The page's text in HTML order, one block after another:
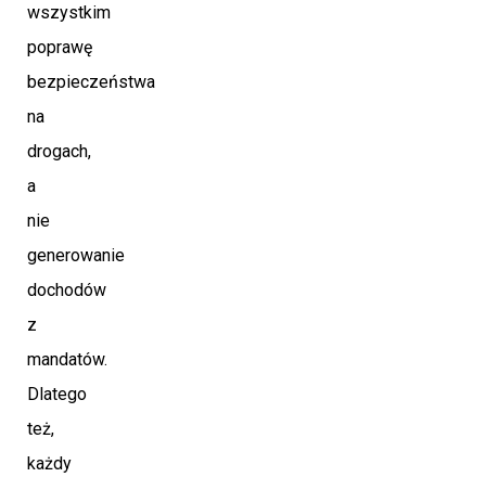
wszystkim
poprawę
bezpieczeństwa
na
drogach,
a
nie
generowanie
dochodów
z
mandatów.
Dlatego
też,
każdy